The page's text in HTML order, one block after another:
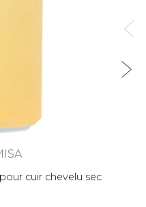
cuir chevelu sec